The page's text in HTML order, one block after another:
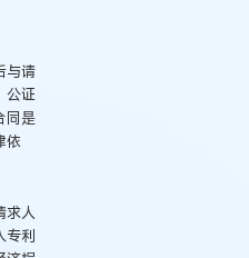
与请
公证
同是
依
求人
专利